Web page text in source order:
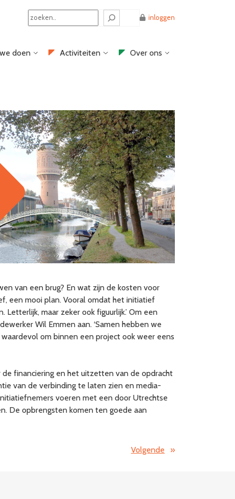
Search
inloggen
doen Activiteiten Over ons
van een brug? En wat zijn de kosten voor
een mooi plan. Vooral omdat het initiatief
maar zeker ook figuurlijk.’ Om een
Wil Emmen aan. ‘Samen hebben we
om binnen een project ook weer eens
financiering en het uitzetten van de opdracht
van de verbinding te laten zien en media-
voeren met een door Utrechtse
De opbrengsten komen ten goede aan
Volgende »